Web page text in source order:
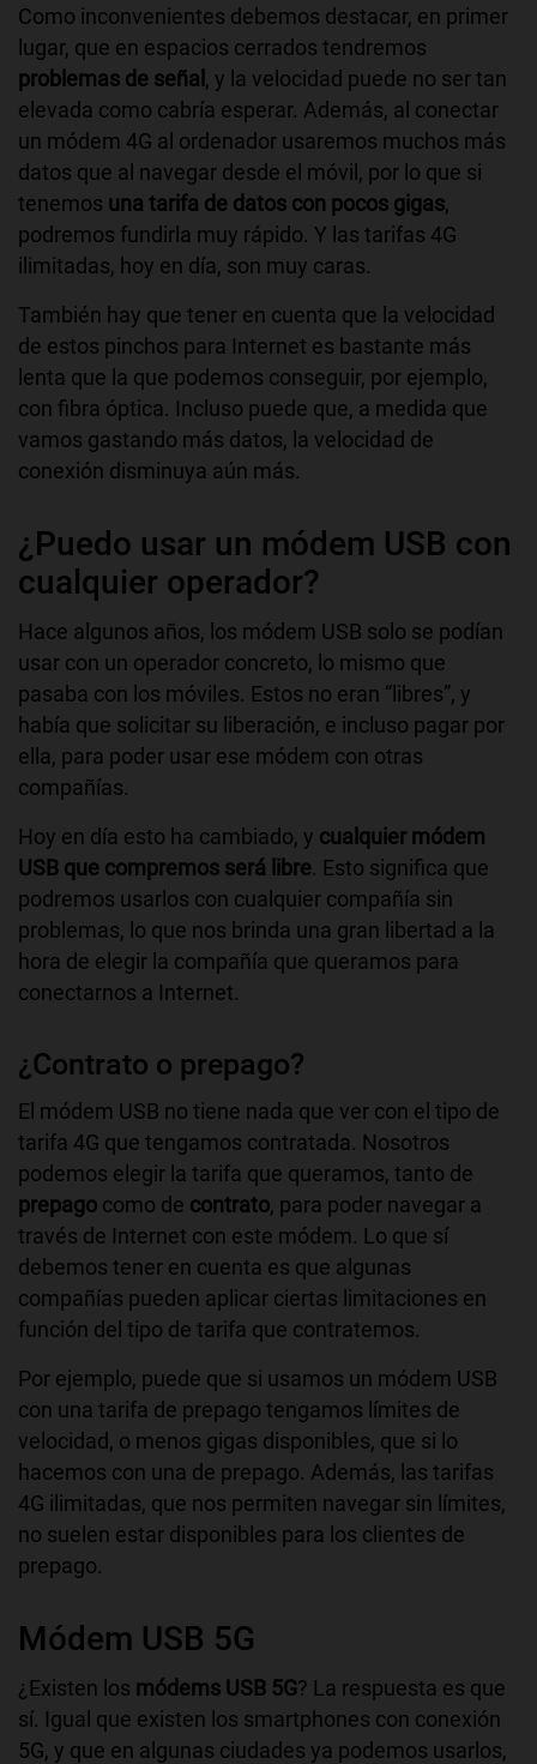
Como inconvenientes debemos destacar, en primer
lugar, que en espacios cerrados tendremos
problemas de señal , y la velocidad puede no ser tan
elevada como cabría esperar. Además, al conectar
un módem 4G al ordenador usaremos muchos más
datos que al navegar desde el móvil, por lo que si
tenemos una tarifa de datos con pocos gigas,
podremos fundirla muy rápido. Y las tarifas 4G
ilimitadas, hoy en día, son muy caras.
También hay que tener en cuenta que la velocidad
de estos pinchos para Internet es bastante más
lenta que la que podemos conseguir, por ejemplo,
con fibra óptica. Incluso puede que, a medida que
vamos gastando más datos, la velocidad de
conexión disminuya aún más.
¿Puedo usar un módem USB con
cualquier operador?
Hace algunos años, los módem USB solo se podían
usar con un operador concreto, lo mismo que
pasaba con los móviles. Estos no eran “libres”, y
había que solicitar su liberación, e incluso pagar por
ella, para poder usar ese módem con otras
compañías.
Hoy en día esto ha cambiado, y cualquier módem
USB que compremos será libre. Esto significa que
podremos usarlos con cualquier compañía sin
problemas, lo que nos brinda una gran libertad a la
hora de elegir la compañía que queramos para
conectarnos a Internet.
¿Contrato o prepago?
El módem USB no tiene nada que ver con el tipo de
tarifa 4G que tengamos contratada. Nosotros
podemos elegir la tarifa que queramos, tanto de
prepago como de contrato, para poder navegar a
través de Internet con este módem. Lo que sí
debemos tener en cuenta es que algunas
compañías pueden aplicar ciertas limitaciones en
función del tipo de tarifa que contratemos.
Por ejemplo, puede que si usamos un módem USB
con una tarifa de prepago tengamos límites de
velocidad, o menos gigas disponibles, que si lo
hacemos con una de prepago. Además, las tarifas
4G ilimitadas, que nos permiten navegar sin límites,
no suelen estar disponibles para los clientes de
prepago.
Módem USB 5G
¿Existen los módems USB 5G? La respuesta es que
sí. Igual que existen los smartphones con conexión
5G, y que en algunas ciudades ya podemos usarlos,